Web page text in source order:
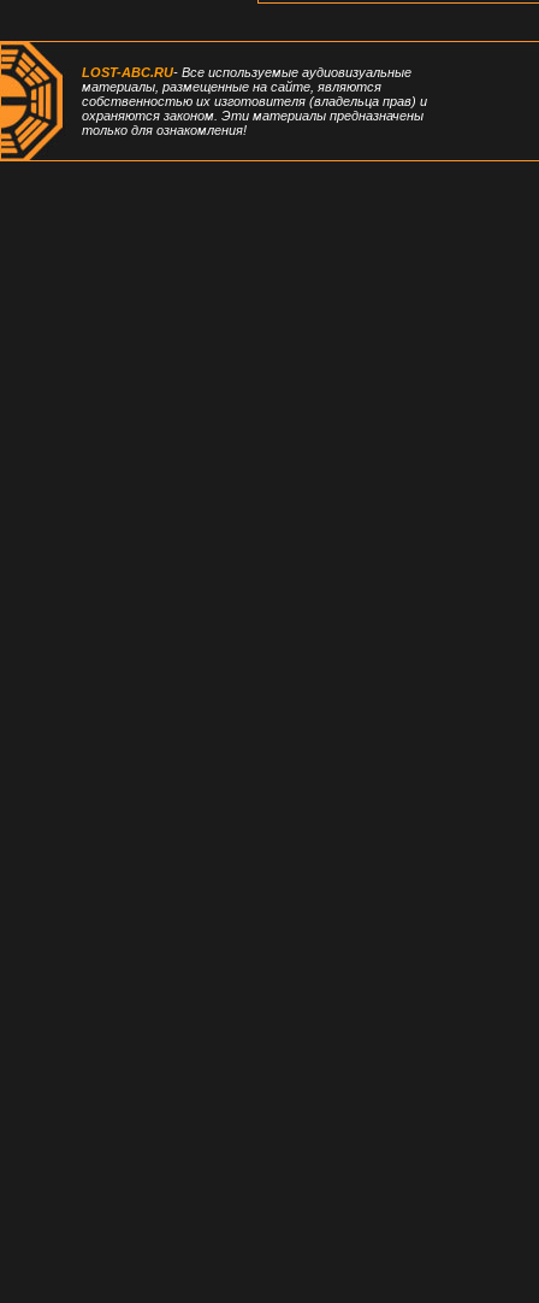
LOST-ABC.RU- Все используемые аудиовизуальные
материалы, размещенные на сайте, являются
собственностью их изготовителя (владельца прав) и
охраняются законом. Эти материалы предназначены
только для ознакомления!